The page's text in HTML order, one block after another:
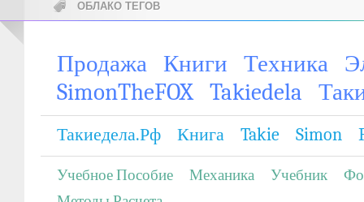
ОБЛАКО ТЕГОВ
Продажа Книги Техника
SimonTheFOX
Takiedela
Такиедела.рф Книга Takie Simon
Учебное Пособие Механика Учебник